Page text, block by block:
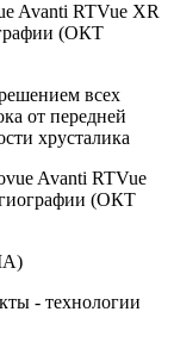
Avanti RTVue XR
(ОКТ
всех
от передней
хрусталика
- технологии